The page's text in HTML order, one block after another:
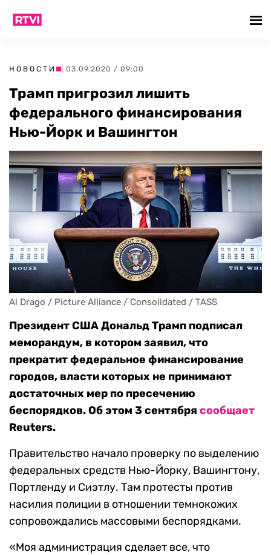
НОВОСТИ | 03.09.2020 / 09:00
Трамп пригрозил лишить
федерального финансирования
Нью-Йорк и Вашингтон
Al Drago / Picture Alliance / Consolidated / TASS
Президент США Дональд Трамп подписал
меморандум, в котором заявил, что
прекратит федеральное финансирование
городов, власти которых не принимают
достаточных мер по пресечению
беспорядков. Об этом 3 сентября сообщает
Reuters.
Правительство начало проверку по выделению
федеральных средств Нью-Йорку, Вашингтону,
Портленду и Сиэтлу. Там протесты против
насилия полиции в отношении темнокожих
сопровождались массовыми беспорядками.
«Моя администрация сделает все, что